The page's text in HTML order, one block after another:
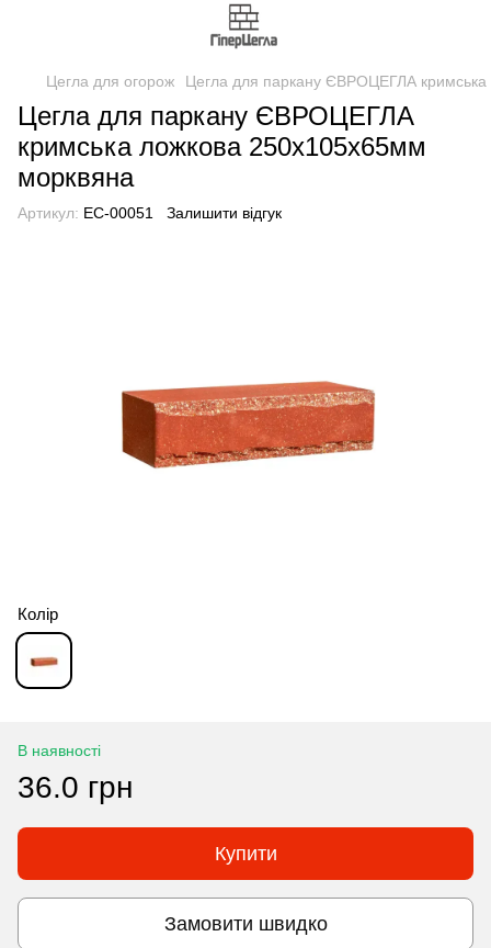
Цегла для огорож Цегла для паркану ЄВРОЦЕГЛА
Цегла для паркану ЄВРОЦЕГЛА
кримська ложкова 250х105х65мм
морквяна
Артикул: EC-00051 Залишити відгук
Колір
В наявності
36.0 грн
Купити
Замовити швидко